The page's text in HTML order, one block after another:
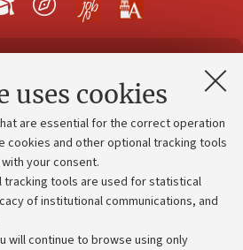
uses cookies
are essential for the correct operation
cookies and other optional tracking tools
your consent.
tracking tools are used for statistical
of institutional communications, and
will continue to browse using only
certified e-mail (PEC)
divisions
Work with us
community
Strategic plan
budgets